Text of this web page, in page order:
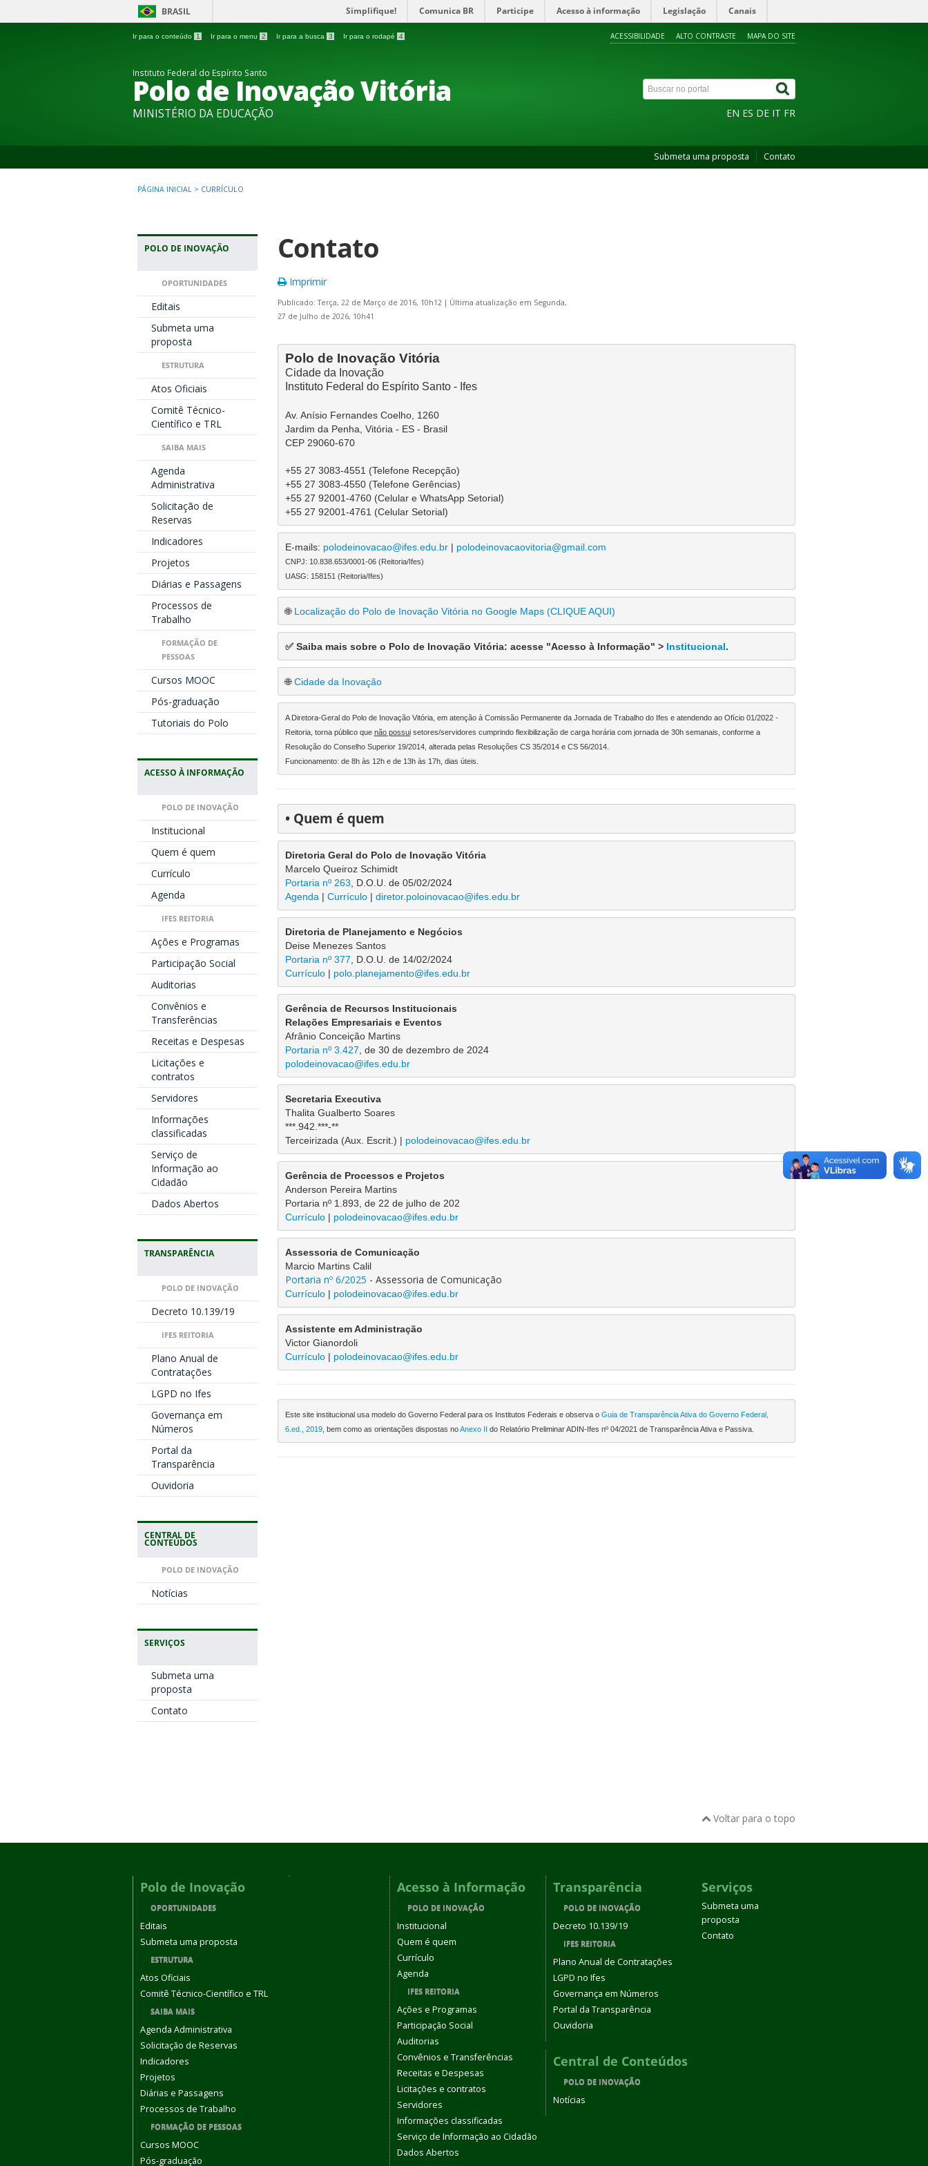
BRASIL Simplifique! Comunica BR Participe Acesso à informação Legislação Canais
Ir para o conteúdo 1 Ir para o menu 2 Ir para a busca 3 Ir para o rodapé 4 ACESSIBILIDADE ALTO CONTRASTE MAPA DO SITE
Instituto Federal do Espírito Santo
Polo de Inovação Vitória
MINISTÉRIO DA EDUCAÇÃO EN ES DE IT FR
Submeta uma proposta Contato
PÁGINA INICIAL > CURRÍCULO
POLO DE INOVAÇÃO
OPORTUNIDADES
Editais
Submeta uma
proposta
ESTRUTURA
Atos Oficiais
Comitê Técnico-
Científico e TRL
SAIBA MAIS
Agenda
Administrativa
Solicitação de
Reservas
Indicadores
Projetos
Diárias e Passagens
Processos de
Trabalho
FORMAÇÃO DE
PESSOAS
Cursos MOOC
Pós-graduação
Tutoriais do Polo
ACESSO À INFORMAÇÃO
POLO DE INOVAÇÃO
Institucional
Quem é quem
Currículo
Agenda
IFES REITORIA
Ações e Programas
Participação Social
Auditorias
Convênios e
Transferências
Receitas e Despesas
Licitações e
contratos
Servidores
Informações
classificadas
Serviço de
Informação ao
Cidadão
Dados Abertos
TRANSPARÊNCIA
POLO DE INOVAÇÃO
Decreto 10.139/19
IFES REITORIA
Plano Anual de
Contratações
LGPD no Ifes
Governança em
Números
Portal da
Transparência
Ouvidoria
CENTRAL DE
CONTEÚDOS
POLO DE INOVAÇÃO
Notícias
SERVIÇOS
Submeta uma
proposta
Contato
Contato
Imprimir
Publicado: Terça, 22 de Março de 2016, 10h12 | Última atualização em Segunda,
27 de Julho de 2026, 10h41
Polo de Inovação Vitória
Cidade da Inovação
Instituto Federal do Espírito Santo - Ifes
​Av. Anísio Fernandes Coelho, 1260
Jardim da Penha, Vitória - ES - Brasil
CEP 29060-670
+55 27 3083-4551 (Telefone Recepção)
+55 27 3083-4550 (Telefone Gerências)
+55 27 92001-4760 (Celular e WhatsApp Setorial)
+55 27 92001-4761 (Celular Setorial)
E-mails: polodeinovacao@ifes.edu.br | polodeinovacaovitoria@gmail.com
CNPJ: 10.838.653/0001-06 (Reitoria/Ifes)
UASG: 158151 (Reitoria/Ifes)
🌐 Localização do Polo de Inovação Vitória no Google Maps (CLIQUE AQUI)
✅ Saiba mais sobre o Polo de Inovação Vitória: acesse "Acesso à Informação" > Institucional.
🌐 Cidade da Inovação
A Diretora-Geral do Polo de Inovação Vitória, em atenção à Comissão Permanente da Jornada de Trabalho do Ifes e atendendo ao Ofício 01/2022 -
Reitoria, torna público que não possui setores/servidores cumprindo flexibilização de carga horária com jornada de 30h semanais, conforme a
Resolução do Conselho Superior 19/2014, alterada pelas Resoluções CS 35/2014 e CS 56/2014.
Funcionamento: de 8h às 12h e de 13h às 17h, dias úteis.
• Quem é quem
Diretoria Geral do Polo de Inovação Vitória
Marcelo Queiroz Schimidt
Portaria nº 263 , D.O.U. de 05/02/2024
Agenda | Currículo | diretor.poloinovacao@ifes.edu.br
Diretoria de Planejamento e Negócios
Deise Menezes Santos
Portaria nº 377 , D.O.U. de 14/02/2024
Currículo | polo.planejamento@ifes.edu.br
Gerência de Recursos Institucionais
Relações Empresariais e Eventos
Afrânio Conceição Martins
Portaria nº 3.427 , de 30 de dezembro de 2024
polodeinovacao@ifes.edu.br
Secretaria Executiva
Thalita Gualberto Soares
***.942.***-**
Terceirizada (Aux. Escrit.) | polodeinovacao@ifes.edu.br
Gerência de Processos e Projetos
Anderson Pereira Martins
Portaria nº 1.893, de 22 de julho de 202
Currículo | polodeinovacao@ifes.edu.br
Assessoria de Comunicação
Marcio Martins Calil
Portaria nº 6/2025 - Assessoria de Comunicação
Currículo | polodeinovacao@ifes.edu.br
Assistente em Administração
Victor Gianordoli
Currículo | polodeinovacao@ifes.edu.br
Este site institucional usa modelo do Governo Federal para os Institutos Federais e observa o Guia de Transparência Ativa do Governo Federal,
6.ed., 2019, bem como as orientações dispostas no Anexo II do Relatório Preliminar ADIN-Ifes nº 04/2021 de Transparência Ativa e Passiva.
Voltar para o topo
Polo de Inovação
OPORTUNIDADES
Editais
Submeta uma proposta
ESTRUTURA
Atos Oficiais
Comitê Técnico-Científico e TRL
SAIBA MAIS
Agenda Administrativa
Solicitação de Reservas
Indicadores
Projetos
Diárias e Passagens
Processos de Trabalho
FORMAÇÃO DE PESSOAS
Cursos MOOC
Pós-graduação
Acesso à Informação
POLO DE INOVAÇÃO
Institucional
Quem é quem
Currículo
Agenda
IFES REITORIA
Ações e Programas
Participação Social
Auditorias
Convênios e Transferências
Receitas e Despesas
Licitações e contratos
Servidores
Informações classificadas
Serviço de Informação ao Cidadão
Dados Abertos
Transparência
POLO DE INOVAÇÃO
Decreto 10.139/19
IFES REITORIA
Plano Anual de Contratações
LGPD no Ifes
Governança em Números
Portal da Transparência
Ouvidoria
Central de Conteúdos
POLO DE INOVAÇÃO
Notícias
Serviços
Submeta uma
proposta
Contato